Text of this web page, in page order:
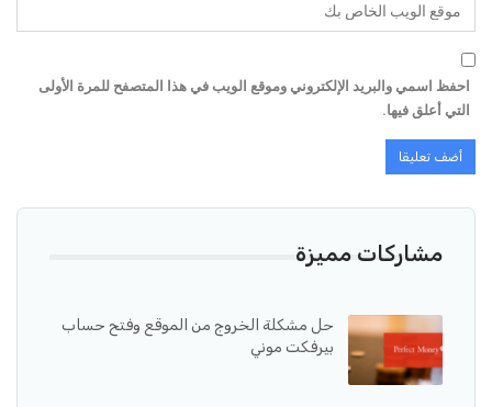
احفظ اسمي والبريد الإلكتروني وموقع الويب في هذا المتصفح للمرة الأولى
التي أعلق فيها.
مشاركات مميزة
حل مشكلة الخروج من الموقع وفتح حساب
بيرفكت موني